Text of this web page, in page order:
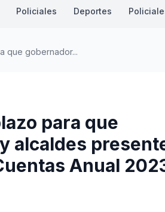
Policiales Deportes
que gobernador...
para que
alcaldes
Anual